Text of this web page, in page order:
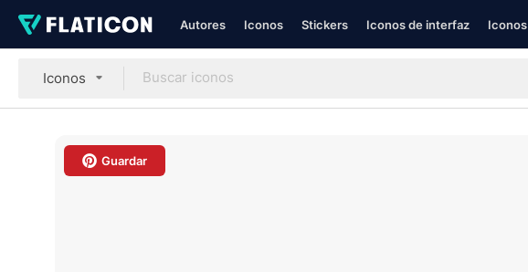
Autores Iconos Stickers Iconos de interfaz
Iconos
Guardar